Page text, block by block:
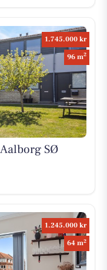
1.745.000 kr
96 m2
SØ
1.245.000 kr
64 m2